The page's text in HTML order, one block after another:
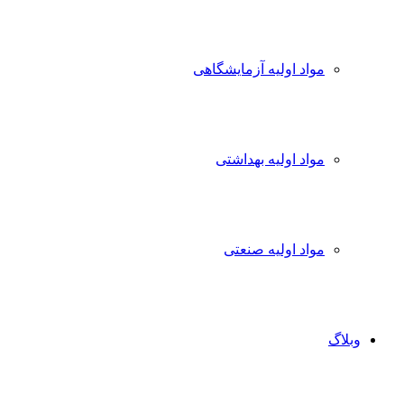
مواد اولیه آزمایشگاهی
مواد اولیه بهداشتی
مواد اولیه صنعتی
وبلاگ